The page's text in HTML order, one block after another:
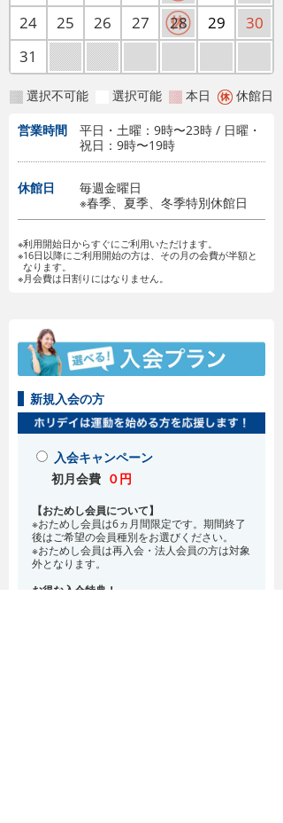
24
25 26 27 28 29
30
31
選択不可能 選択可能 本日 休館日
営業時間
平日・土曜：9時〜23時 / 日曜・
祝日：9時〜19時
休館日
毎週金曜日
※春季、夏季、冬季特別休館日
※利用開始日からすぐにご利用いただけます。
※16日以降にご利用開始の方は、その月の会費が半額と
なります。
※月会費は日割りにはなりません。
新規入会の方
入会キャンペーン
初月会費 ０円
【おためし会員について】
※おためし会員は6ヵ月間限定です。期間終了
後はご希望の会員種別をお選びください。
※おためし会員は再入会・法人会員の方は対象
外となります。
お得な入会特典！